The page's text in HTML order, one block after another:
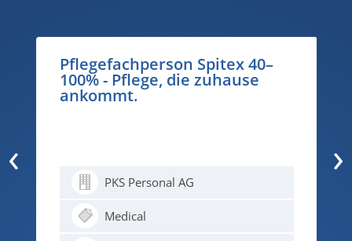
Pflegefachperson Spitex 40–
100% - Pflege, die zuhause
ankommt.
PKS Personal AG
Medical
‹ ›